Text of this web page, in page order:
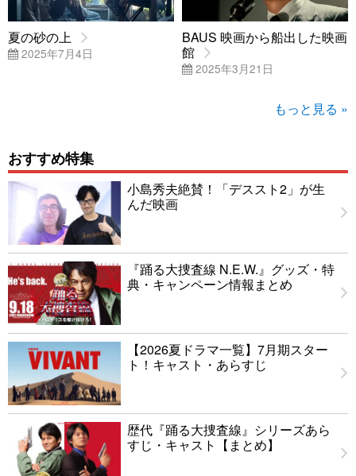
夏の砂の上
2025年7月4日
BAUS 映画から船出した映画
館
2025年3月21日
もっと見る »
おすすめ特集
小島秀夫絶賛！「デススト2」が生
んだ映画
『踊る大捜査線 N.E.W.』グッズ・特
典・キャンペーン情報まとめ
【2026夏ドラマ一覧】7月期スター
ト！キャスト・あらすじ
歴代『踊る大捜査線』シリーズあら
すじ・キャスト【まとめ】